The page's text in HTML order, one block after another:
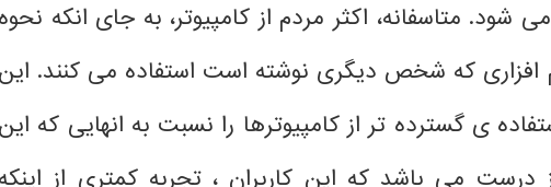
شود. متاسفانه، اکثر مردم از کامپیوتر، به جای انکه نحوه
افزاری که شخص دیگری نوشته است استفاده می کنند. این
ی گسترده تر از کامپیوترها را نسبت به انهایی که این
درست می باشد که این کاربران ، تجربه کمتری از اینکه